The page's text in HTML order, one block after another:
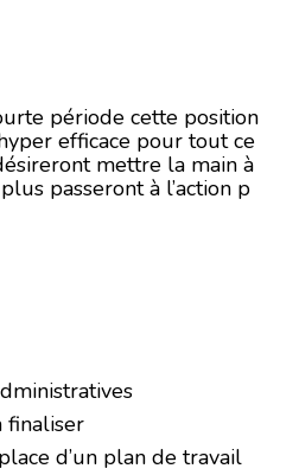
période cette position
efficace pour tout ce
mettre la main à
passeront à l’action p
finaliser
d’un plan de travail